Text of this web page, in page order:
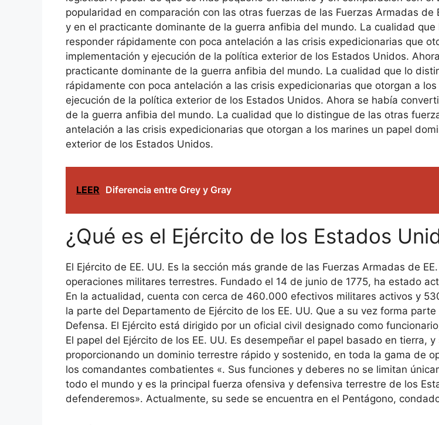
popularidad en comparación con las otras fuerzas de las Fuerzas Armadas
y en el practicante dominante de la guerra anfibia del mundo. La cualidad
responder rápidamente con poca antelación a las crisis expedicionarias que
implementación y ejecución de la política exterior de los Estados Unidos.
practicante dominante de la guerra anfibia del mundo. La cualidad que lo
rápidamente con poca antelación a las crisis expedicionarias que otorgan a
ejecución de la política exterior de los Estados Unidos. Ahora se había
de la guerra anfibia del mundo. La cualidad que lo distingue de las otras
antelación a las crisis expedicionarias que otorgan a los marines un papel
exterior de los Estados Unidos.
LEER Diferencia entre Grey y Gray
¿Qué es el Ejército de los Estados
El Ejército de EE. UU. Es la sección más grande de las Fuerzas Armadas de
operaciones militares terrestres. Fundado el 14 de junio de 1775, ha estado
En la actualidad, cuenta con cerca de 460.000 efectivos militares activos y
la parte del Departamento de Ejército de los EE. UU. Que a su vez forma
Defensa. El Ejército está dirigido por un oficial civil designado como
El papel del Ejército de los EE. UU. Es desempeñar el papel basado en tierra,
proporcionando un dominio terrestre rápido y sostenido, en toda la gama de
los comandantes combatientes «. Sus funciones y deberes no se limitan
todo el mundo y es la principal fuerza ofensiva y defensiva terrestre de los
defenderemos». Actualmente, su sede se encuentra en el Pentágono,